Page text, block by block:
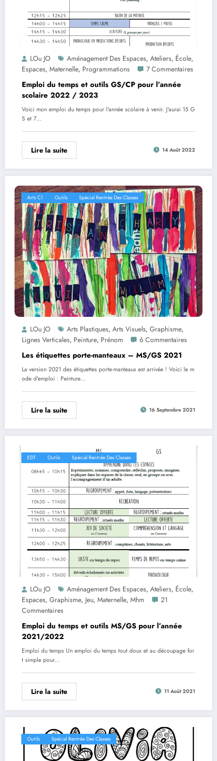
LOu JO Aménagement Des Espaces, Ateliers, École,
Espaces, Maternelle, Programmations 7 Commentaires
Emploi du temps et outils GS/CP pour l’année
scolaire 2022 / 2023
Voici mon emploi du temps pour l'année scolaire à venir. J'aurai 15 G
S et 7…
Lire la suite 14 Août 2022
Arts C1 Outils Spécial Rentrée Des Classes
LOu JO Arts Plastiques, Arts Visuels, Graphisme,
Lignes Verticales, Peinture, Prénom 6 Commentaires
Les étiquettes porte-manteaux – MS/GS 2021
La version 2021 des étiquettes porte-manteaux est arrivée ! Voici le m
ode d'emploi : Peinture…
Lire la suite 16 Septembre 2021
EDT Outils Spécial Rentrée Des Classes
LOu JO Aménagement Des Espaces, Ateliers, École,
Espaces, Graphisme, Jeu, Maternelle, Mhm
21
Commentaires
Emploi du temps et outils MS/GS pour l’année
2021/2022
Emploi du temps Un emploi du temps tout doux et au découpage for
t simple pour…
Lire la suite 11 Août 2021
Outils Spécial Rentrée Des Classes